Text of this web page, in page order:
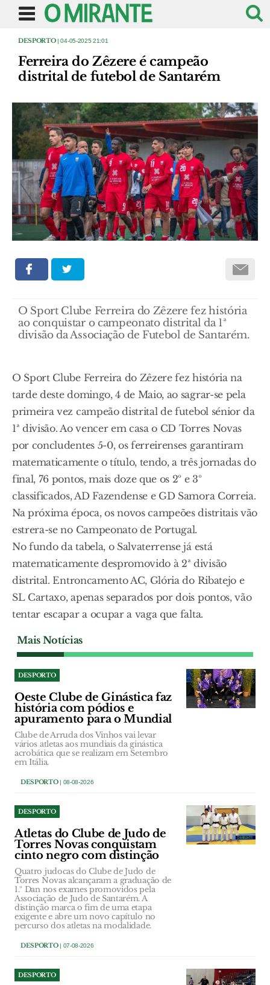
DESPORTO| 04-05-2025 21:01
Ferreira do Zêzere é campeão
distrital de futebol de Santarém
O Sport Clube Ferreira do Zêzere fez história
ao conquistar o campeonato distrital da 1ª
divisão da Associação de Futebol de Santarém.
O Sport Clube Ferreira do Zêzere fez história na
tarde deste domingo, 4 de Maio, ao sagrar-se pela
primeira vez campeão distrital de futebol sénior da
1ª divisão. Ao vencer em casa o CD Torres Novas
por concludentes 5-0, os ferreirenses garantiram
matematicamente o título, tendo, a três jornadas do
final, 76 pontos, mais doze que os 2º e 3º
classificados, AD Fazendense e GD Samora Correia.
Na próxima época, os novos campeões distritais vão
estrera-se no Campeonato de Portugal.
No fundo da tabela, o Salvaterrense já está
matematicamente despromovido à 2ª divisão
distrital. Entroncamento AC, Glória do Ribatejo e
SL Cartaxo, apenas separados por dois pontos, vão
tentar escapar a ocupar a vaga que falta.
Mais Notícias
DESPORTO
Oeste Clube de Ginástica faz
história com pódios e
apuramento para o Mundial
Clube de Arruda dos Vinhos vai levar
vários atletas aos mundiais da ginástica
acrobática que se realizam em Setembro
em Itália.
DESPORTO| 08-08-2026
DESPORTO
Atletas do Clube de Judo de
Torres Novas conquistam
cinto negro com distinção
Quatro judocas do Clube de Judo de
Torres Novas alcançaram a graduação de
1.º Dan nos exames promovidos pela
Associação de Judo de Santarém. A
distinção marca o fim de uma etapa
exigente e abre um novo capítulo no
percurso dos atletas na modalidade.
DESPORTO| 07-08-2026
DESPORTO